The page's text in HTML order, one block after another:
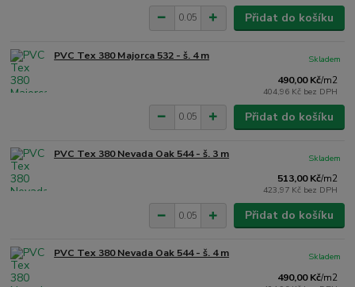
Přidat do košíku
PVC Tex 380 Majorca 532 - š. 4 m
490,00 Kč/m2
404,96 Kč bez DPH
Skladem
Přidat do košíku
PVC Tex 380 Nevada Oak 544 - š. 3 m
513,00 Kč/m2
423,97 Kč bez DPH
Skladem
Přidat do košíku
PVC Tex 380 Nevada Oak 544 - š. 4 m
490,00 Kč/m2
Skladem